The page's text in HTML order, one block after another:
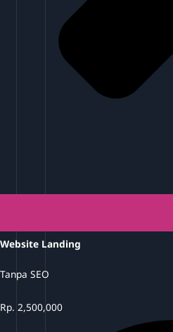
Website Landing
Tanpa SEO
Rp. 2,500,000